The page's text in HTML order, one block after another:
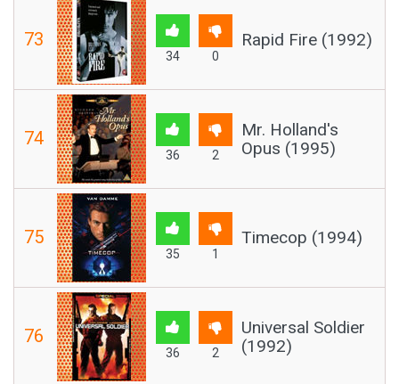
73
34 0
Rapid Fire (1992)
74
36 2
Mr. Holland's
Opus (1995)
75
35 1
Timecop (1994)
76
36 2
Universal Soldier
(1992)